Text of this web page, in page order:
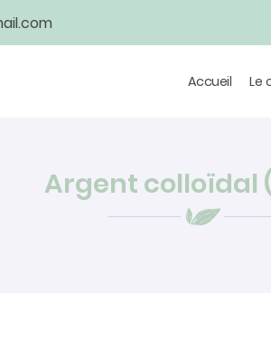
Accueil Le
Argent colloïdal